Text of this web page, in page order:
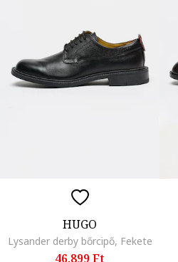
HUGO
Lysander derby bőrcipő, Fekete
46.899 Ft